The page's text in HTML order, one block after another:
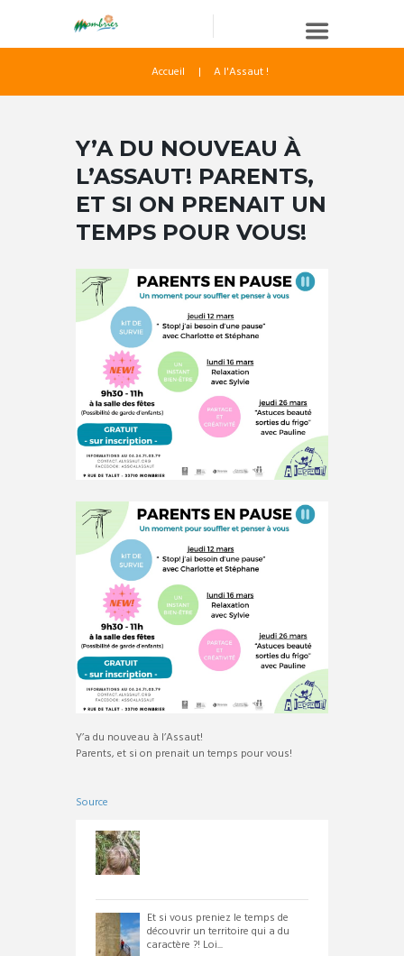
Accueil A l'Assaut !
Y’A DU NOUVEAU À
L’ASSAUT! PARENTS,
ET SI ON PRENAIT UN
TEMPS POUR VOUS!
Y’a du nouveau à l’Assaut!
Parents, et si on prenait un temps pour vous!
Source
Et si vous preniez le temps de
découvrir un territoire qui a du
caractère ?! Loi...